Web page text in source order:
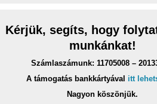
Kérjük, segíts, hogy
munkánkat!
Számlaszámunk: 11705008 –
A támogatás bankkártyával itt
Nagyon köszönjük.